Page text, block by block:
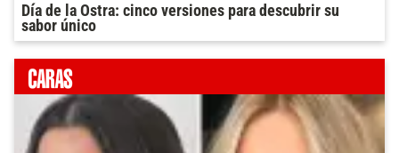
Día de la Ostra: cinco versiones para descubrir su
sabor único